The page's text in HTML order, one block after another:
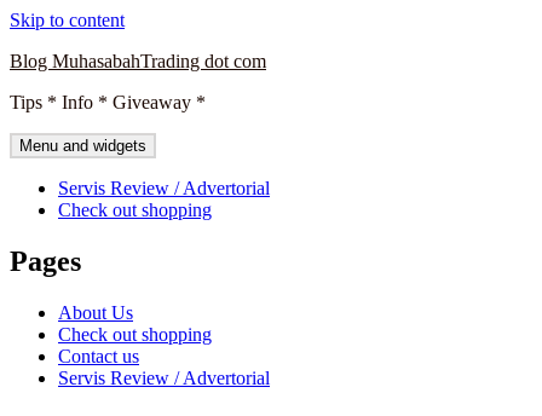
Skip to content
Blog MuhasabahTrading dot com
Tips * Info * Giveaway *
Menu and widgets
Servis Review / Advertorial
Check out shopping
Pages
About Us
Check out shopping
Contact us
Servis Review / Advertorial